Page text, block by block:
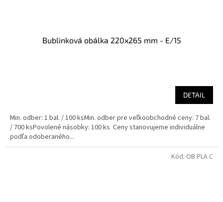
Bublinková obálka 220x265 mm - E/15
DETAIL
Min. odber: 1 bal. / 100 ksMin. odber pre veľkoobchodné ceny: 7 bal.
/ 700 ksPovolené násobky: 100 ks Ceny stanovujeme individuálne
podľa odoberaného...
Kód: OB PLA C